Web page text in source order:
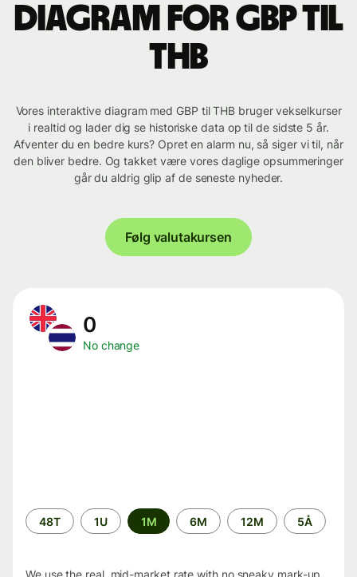
Diagram for GBP til
THB
Vores interaktive diagram med GBP til THB bruger vekselkurser
i realtid og lader dig se historiske data op til de sidste 5 år.
Afventer du en bedre kurs? Opret en alarm nu, så siger vi til, når
den bliver bedre. Og takket være vores daglige opsummeringer
går du aldrig glip af de seneste nyheder.
Følg valutakursen
0
No change
Time
period
48T 1U 1M 6M 12M 5Å